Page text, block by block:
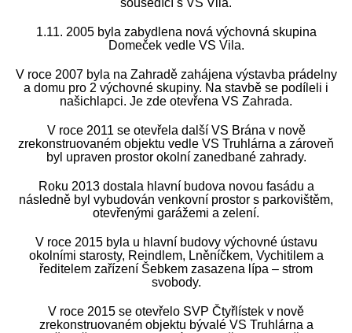
sousedící s VS Vila.
1.11. 2005 byla zabydlena nová výchovná skupina
Domeček vedle VS Vila.
V roce 2007 byla na Zahradě zahájena výstavba prádelny
a domu pro 2 výchovné skupiny. Na stavbě se podíleli i
našichlapci. Je zde otevřena VS Zahrada.
V roce 2011 se otevřela další VS Brána v nově
zrekonstruovaném objektu vedle VS Truhlárna a zároveň
byl upraven prostor okolní zanedbané zahrady.
Roku 2013 dostala hlavní budova novou fasádu a
následně byl vybudován venkovní prostor s parkovištěm,
otevřenými garážemi a zelení.
V roce 2015 byla u hlavní budovy výchovné ústavu
okolními starosty, Reindlem, Lněníčkem, Vychitilem a
ředitelem zařízení Šebkem zasazena lípa – strom
svobody.
V roce 2015 se otevřelo SVP Čtyřlístek v nově
zrekonstruovaném objektu bývalé VS Truhlárna a